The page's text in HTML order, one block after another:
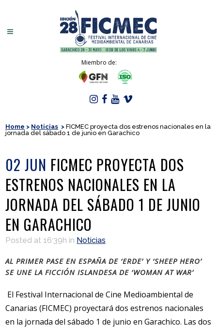
Miembro de:
Home > Noticias >FICMEC proyecta dos estrenos nacionales en la
jornada del sábado 1 de junio en Garachico
02 JUN FICMEC PROYECTA DOS
ESTRENOS NACIONALES EN LA
JORNADA DEL SÁBADO 1 DE JUNIO
EN GARACHICO
Posted at 16:39h in Noticias
AL PRIMER PASE EN ESPAÑA DE ‘ERDE’ Y ‘SHEEP HERO’
SE UNE LA FICCIÓN ISLANDESA DE ‘WOMAN AT WAR’
El Festival Internacional de Cine Medioambiental de
Canarias (FICMEC) proyectará dos estrenos nacionales
en la jornada del sábado 1 de junio en Garachico. Las dos